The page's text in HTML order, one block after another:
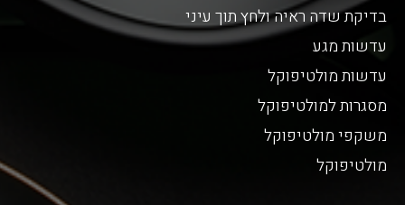
בדיקת שדה ראיה ולחץ תוך עיני
עדשות מגע
עדשות מולטיפוקל
מסגרות למולטיפוקל
משקפי מולטיפוקל
מולטיפוקל